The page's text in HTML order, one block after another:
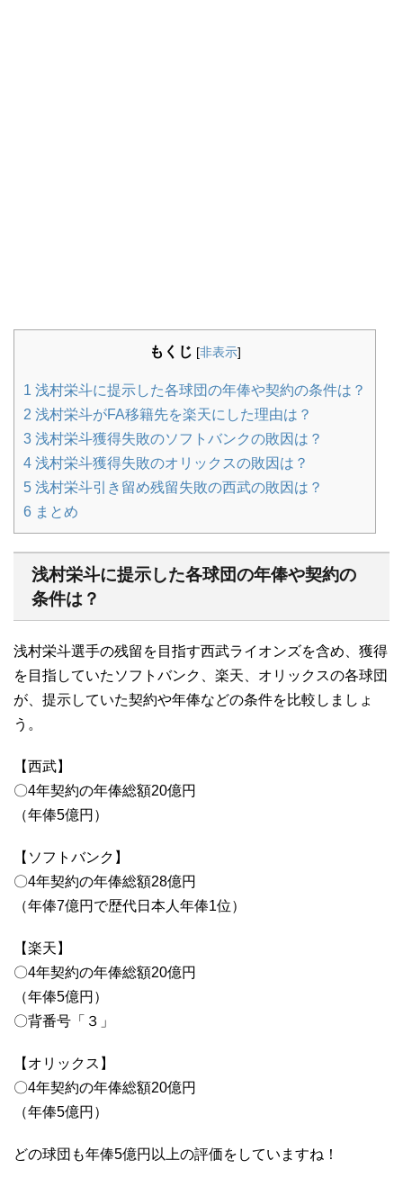
もくじ [非表示]
1 浅村栄斗に提示した各球団の年俸や契約の条件は？
2 浅村栄斗がFA移籍先を楽天にした理由は？
3 浅村栄斗獲得失敗のソフトバンクの敗因は？
4 浅村栄斗獲得失敗のオリックスの敗因は？
5 浅村栄斗引き留め残留失敗の西武の敗因は？
6 まとめ
浅村栄斗に提示した各球団の年俸や契約の
条件は？
浅村栄斗選手の残留を目指す西武ライオンズを含め、獲得
を目指していたソフトバンク、楽天、オリックスの各球団
が、提示していた契約や年俸などの条件を比較しましょ
う。
【西武】
〇4年契約の年俸総額20億円
（年俸5億円）
【ソフトバンク】
〇4年契約の年俸総額28億円
（年俸7億円で歴代日本人年俸1位）
【楽天】
〇4年契約の年俸総額20億円
（年俸5億円）
〇背番号「３」
【オリックス】
〇4年契約の年俸総額20億円
（年俸5億円）
どの球団も年俸5億円以上の評価をしていますね！